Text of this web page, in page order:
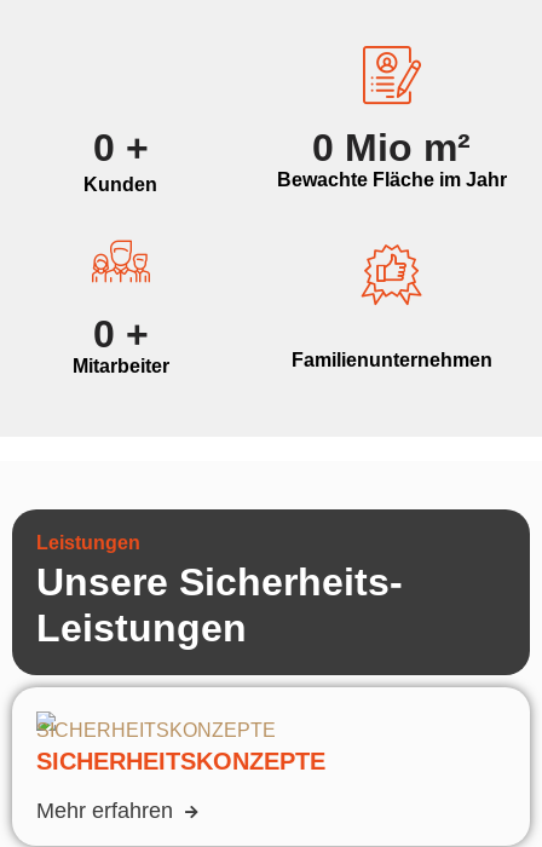
0 +
Kunden
0 Mio m²
Bewachte Fläche im Jahr
0 +
Mitarbeiter Familienunternehmen
Leistungen
Unsere Sicherheits-
Leistungen
SICHERHEITSKONZEPTE
Mehr erfahren